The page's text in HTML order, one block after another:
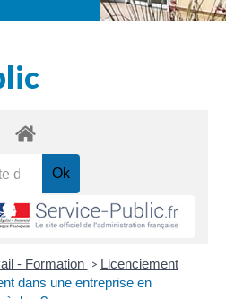
- Formation > Licenciement
dans une entreprise en